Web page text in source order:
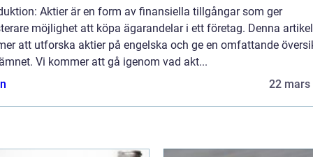
Aktier är en form av finansiella tillgångar som ger
möjlighet att köpa ägarandelar i ett företag. Denna artikel
att utforska aktier på engelska och ge en omfattande
Vi kommer att gå igenom vad akt...
22 mars